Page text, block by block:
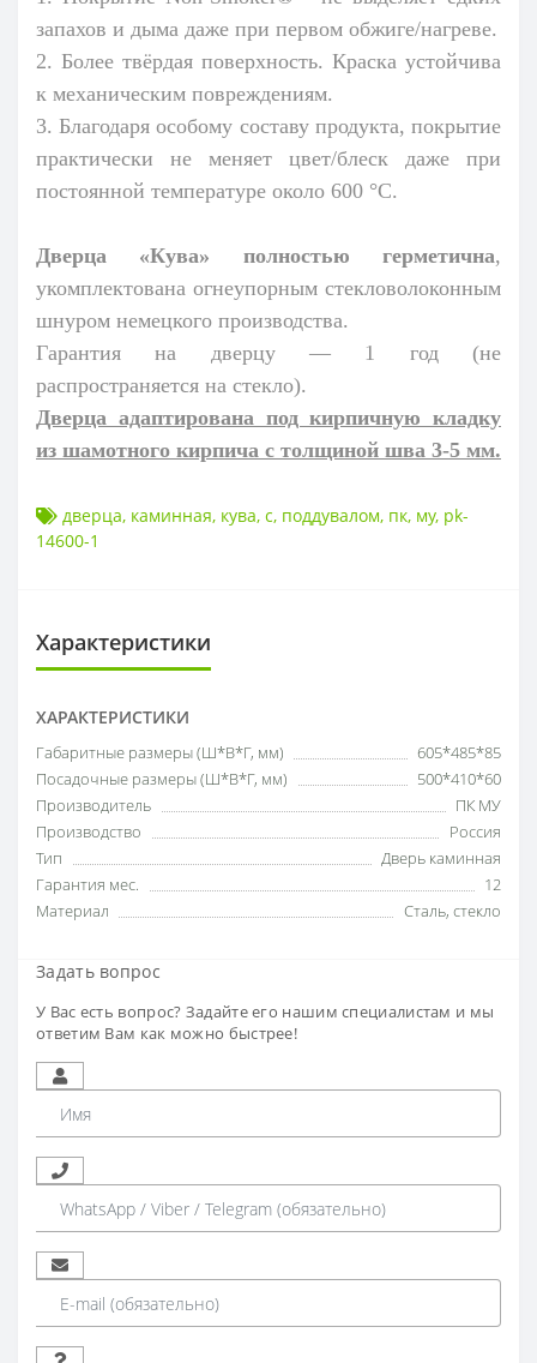
запахов и дыма даже при первом обжиге/нагреве.
2. Более твёрдая поверхность. Краска устойчива
к механическим повреждениям.
3. Благодаря особому составу продукта, покрытие
практически не меняет цвет/блеск даже при
постоянной температуре около 600 °C.
Дверца «Кува» полностью герметична,
укомплектована огнеупорным стекловолоконным
шнуром немецкого производства.
Гарантия на дверцу — 1 год (не
распространяется на стекло).
Дверца адаптирована под кирпичную кладку
из шамотного кирпича с толщиной шва 3-5 мм.
дверца, каминная, кува, с, поддувалом, пк, му, pk-
14600-1
Характеристики
ХАРАКТЕРИСТИКИ
Габаритные размеры (Ш*В*Г, мм)
605*485*85
Посадочные размеры (Ш*В*Г, мм)
500*410*60
Производитель
ПК МУ
Производство
Россия
Тип
Дверь каминная
Гарантия мес.
12
Материал
Сталь, стекло
Задать вопрос
У Вас есть вопрос? Задайте его нашим специалистам и мы
ответим Вам как можно быстрее!